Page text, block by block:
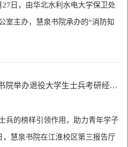
日，由华北水利水电大学保卫处
室主办，慧泉书院承办的“消防知
手拉手 帮战友｜慧泉书院举办退役大学生士兵考研经验分享讲座
兵的榜样引领作用，助力青年学子
，慧泉书院在江淮校区第三报告厅